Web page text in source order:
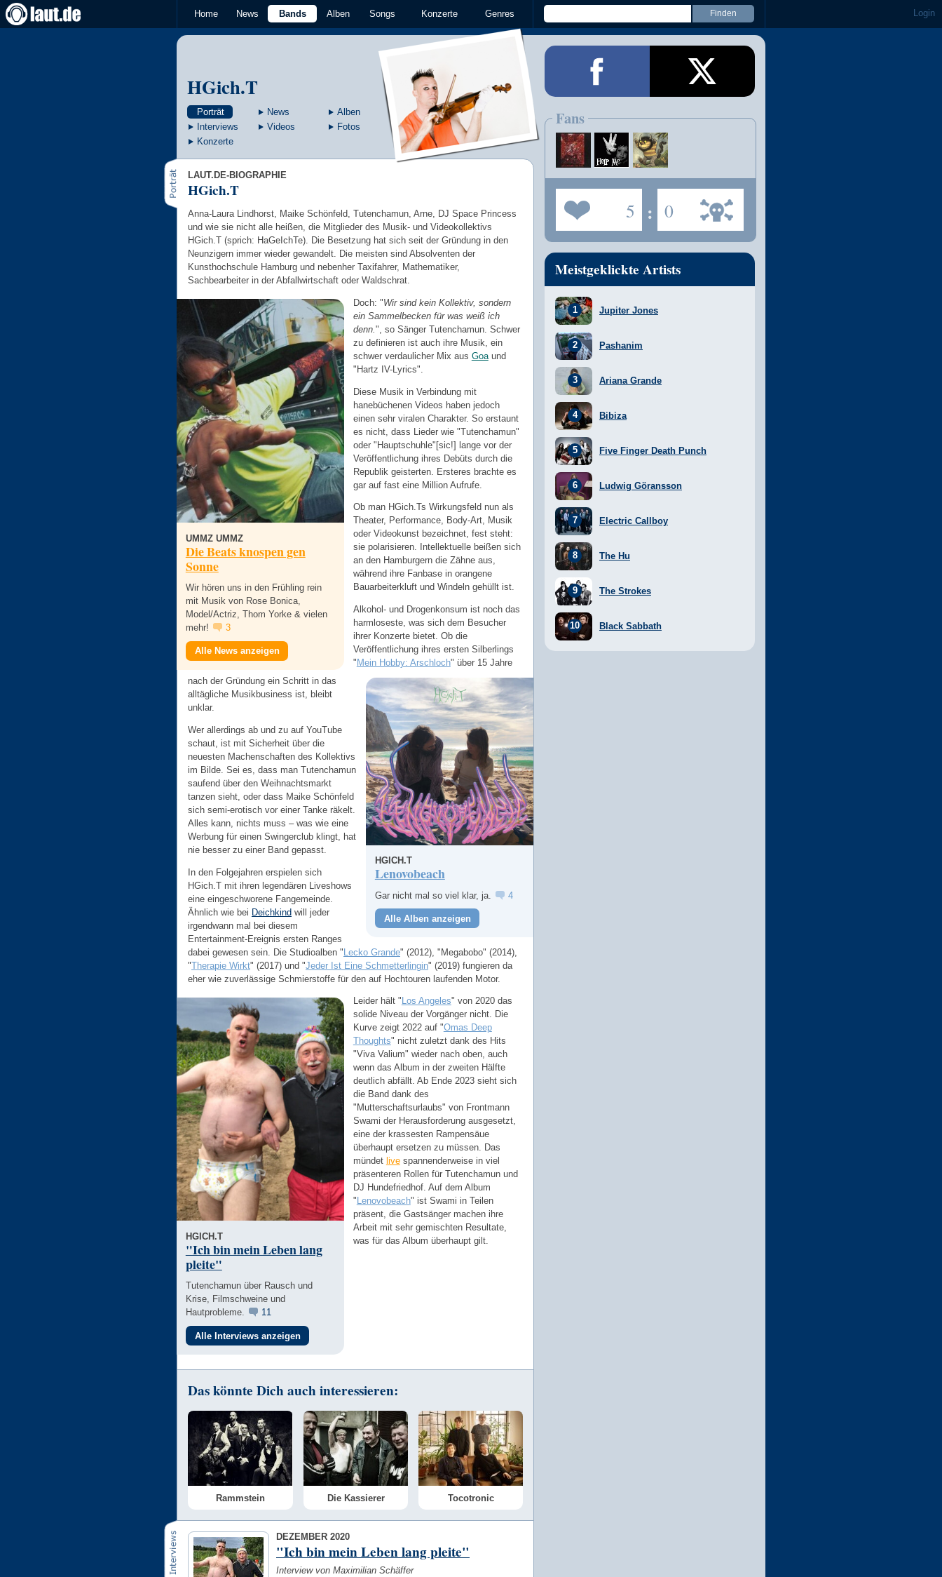
Home News Bands Alben Songs Konzerte Genres Login
HGich.T
Porträt News
Alben
Interviews
Videos
Fotos
Konzerte
LAUT.DE-BIOGRAPHIE
HGich.T
Anna-Laura Lindhorst, Maike Schönfeld, Tutenchamun, Arne, DJ Space Princess
und wie sie nicht alle heißen, die Mitglieder des Musik- und Videokollektivs
HGich.T (sprich: HaGeIchTe). Die Besetzung hat sich seit der Gründung in den
Neunzigern immer wieder gewandelt. Die meisten sind Absolventen der
Kunsthochschule Hamburg und nebenher Taxifahrer, Mathematiker,
Sachbearbeiter in der Abfallwirtschaft oder Waldschrat.
UMMZ UMMZ
Die Beats knospen gen
Sonne
Wir hören uns in den Frühling rein
mit Musik von Rose Bonica,
Model/Actriz, Thom Yorke & vielen
mehr!
3
Alle News anzeigen
Doch: "Wir sind kein Kollektiv, sondern
ein Sammelbecken für was weiß ich
denn. ", so Sänger Tutenchamun. Schwer
zu definieren ist auch ihre Musik, ein
schwer verdaulicher Mix aus Goaund
"Hartz IV-Lyrics".
Diese Musik in Verbindung mit
hanebüchenen Videos haben jedoch
einen sehr viralen Charakter. So erstaunt
es nicht, dass Lieder wie "Tutenchamun"
oder "Hauptschuhle"[sic!] lange vor der
Veröffentlichung ihres Debüts durch die
Republik geisterten. Ersteres brachte es
gar auf fast eine Million Aufrufe.
Ob man HGich.Ts Wirkungsfeld nun als
Theater, Performance, Body-Art, Musik
oder Videokunst bezeichnet, fest steht:
sie polarisieren. Intellektuelle beißen sich
an den Hamburgern die Zähne aus,
während ihre Fanbase in orangene
Bauarbeiterkluft und Windeln gehüllt ist.
HGICH.T
Lenovobeach
Gar nicht mal so viel klar, ja. 4
Alle Alben anzeigen
Alkohol- und Drogenkonsum ist noch das
harmloseste, was sich dem Besucher
ihrer Konzerte bietet. Ob die
Veröffentlichung ihres ersten Silberlings
" Mein Hobby: Arschloch" über 15 Jahre
nach der Gründung ein Schritt in das
alltägliche Musikbusiness ist, bleibt
unklar.
Wer allerdings ab und zu auf YouTube
schaut, ist mit Sicherheit über die
neuesten Machenschaften des Kollektivs
im Bilde. Sei es, dass man Tutenchamun
saufend über den Weihnachtsmarkt
tanzen sieht, oder dass Maike Schönfeld
sich semi-erotisch vor einer Tanke räkelt.
Alles kann, nichts muss – was wie eine
Werbung für einen Swingerclub klingt, hat
nie besser zu einer Band gepasst.
In den Folgejahren erspielen sich
HGich.T mit ihren legendären Liveshows
eine eingeschworene Fangemeinde.
Ähnlich wie bei Deichkind will jeder
irgendwann mal bei diesem
Entertainment-Ereignis ersten Ranges
dabei gewesen sein. Die Studioalben "Lecko Grande" (2012), "Megabobo" (2014),
"Therapie Wirkt" (2017) und "Jeder Ist Eine Schmetterlingin" (2019) fungieren da
eher wie zuverlässige Schmierstoffe für den auf Hochtouren laufenden Motor.
HGICH.T
"Ich bin mein Leben lang
pleite"
Tutenchamun über Rausch und
Krise, Filmschweine und
Hautprobleme.
11
Alle Interviews anzeigen
Leider hält " Los Angeles" von 2020 das
solide Niveau der Vorgänger nicht. Die
Kurve zeigt 2022 auf "Omas Deep
Thoughts" nicht zuletzt dank des Hits
"Viva Valium" wieder nach oben, auch
wenn das Album in der zweiten Hälfte
deutlich abfällt. Ab Ende 2023 sieht sich
die Band dank des
"Mutterschaftsurlaubs" von Frontmann
Swami der Herausforderung ausgesetzt,
eine der krassesten Rampensäue
überhaupt ersetzen zu müssen. Das
mündet livespannenderweise in viel
präsenteren Rollen für Tutenchamun und
DJ Hundefriedhof. Auf dem Album
" Lenovobeach" ist Swami in Teilen
präsent, die Gastsänger machen ihre
Arbeit mit sehr gemischten Resultate,
was für das Album überhaupt gilt.
Das könnte Dich auch interessieren:
Rammstein Die Kassierer Tocotronic
DEZEMBER 2020
"Ich bin mein Leben lang pleite"
Interview von Maximilian Schäffer
Fans
5 : 0
Meistgeklickte Artists
Jupiter Jones
Pashanim
Ariana Grande
Bibiza
Five Finger Death Punch
Ludwig Göransson
Electric Callboy
The Hu
The Strokes
Black Sabbath